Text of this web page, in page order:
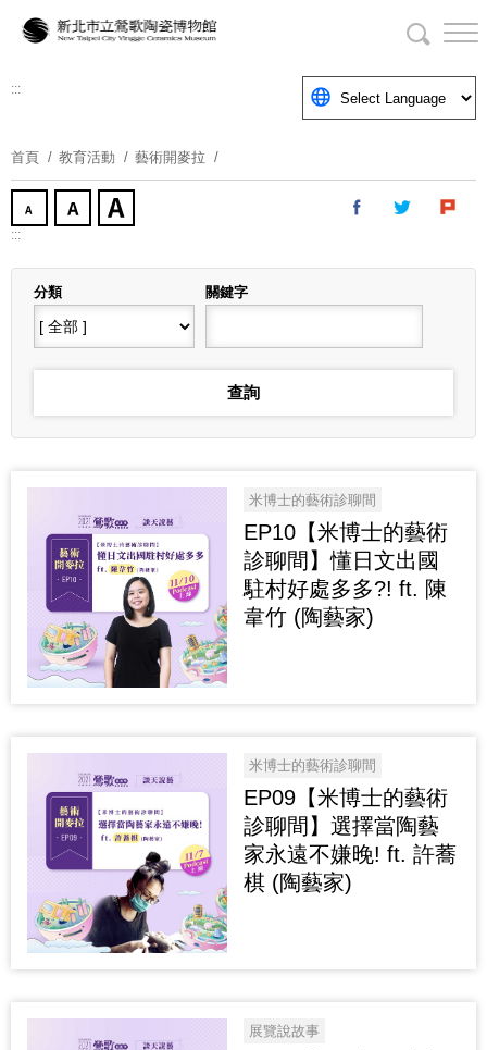
要
塊
:::
首頁 教育活動 藝術開麥拉
:::
分類 關鍵字
米博士的藝術診聊間
EP10【米博士的藝術
診聊間】懂日文出國
駐村好處多多?! ft. 陳
韋竹 (陶藝家)
米博士的藝術診聊間
EP09【米博士的藝術
診聊間】選擇當陶藝
家永遠不嫌晚! ft. 許蕎
棋 (陶藝家)
展覽說故事